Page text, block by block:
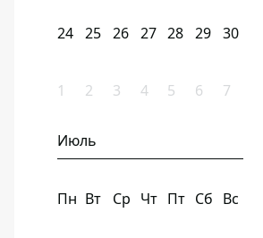
24 25 26 27 28 29 30
1 2 3 4 5 6 7
Июль
Пн Вт Ср Чт Пт Сб Вс